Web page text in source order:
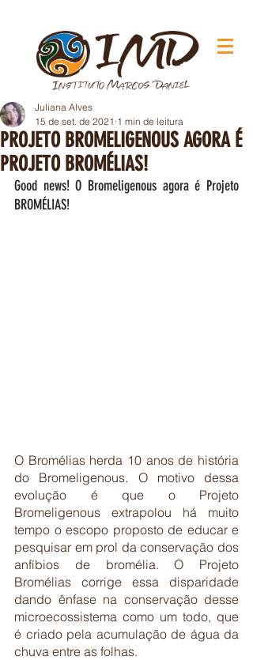
PROJETO BROMELIGENOUS AGORA É
PROJETO BROMÉLIAS!
Juliana Alves
15 de set. de 2021 1 min de leitura
Good news! O Bromeligenous agora é Projeto
BROMÉLIAS!
O Bromélias herda 10 anos de história
do Bromeligenous. O motivo dessa
evolução é que o Projeto
Bromeligenous extrapolou há muito
tempo o escopo proposto de educar e
pesquisar em prol da conservação dos
anfíbios de bromélia. O Projeto
Bromélias corrige essa disparidade
dando ênfase na conservação desse
microecossistema como um todo, que
é criado pela acumulação de água da
chuva entre as folhas.